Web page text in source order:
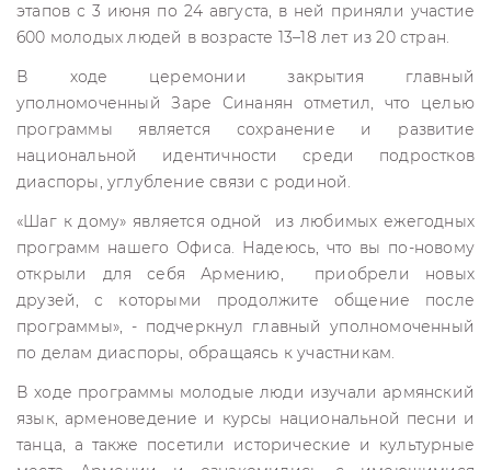
этапов с 3 июня по 24 августа, в ней приняли участие
600 молодых людей в возрасте 13–18 лет из 20 стран.
В ходе церемонии закрытия главный
уполномоченный Заре Синанян отметил, что целью
программы является сохранение и развитие
национальной идентичности среди подростков
диаспоры, углубление связи с родиной.
«Шаг к дому» является одной из любимых ежегодных
программ нашего Офиса. Надеюсь, что вы по-новому
открыли для себя Армению, приобрели новых
друзей, с которыми продолжите общение после
программы», - подчеркнул главный уполномоченный
по делам диаспоры, обращаясь к участникам.
В ходе программы молодые люди изучали армянский
язык, арменоведение и курсы национальной песни и
танца, а также посетили исторические и культурные